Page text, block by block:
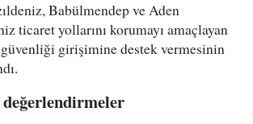
Babülmendep ve Aden
ticaret yollarını korumayı amaçlayan
girişimine destek vermesinin